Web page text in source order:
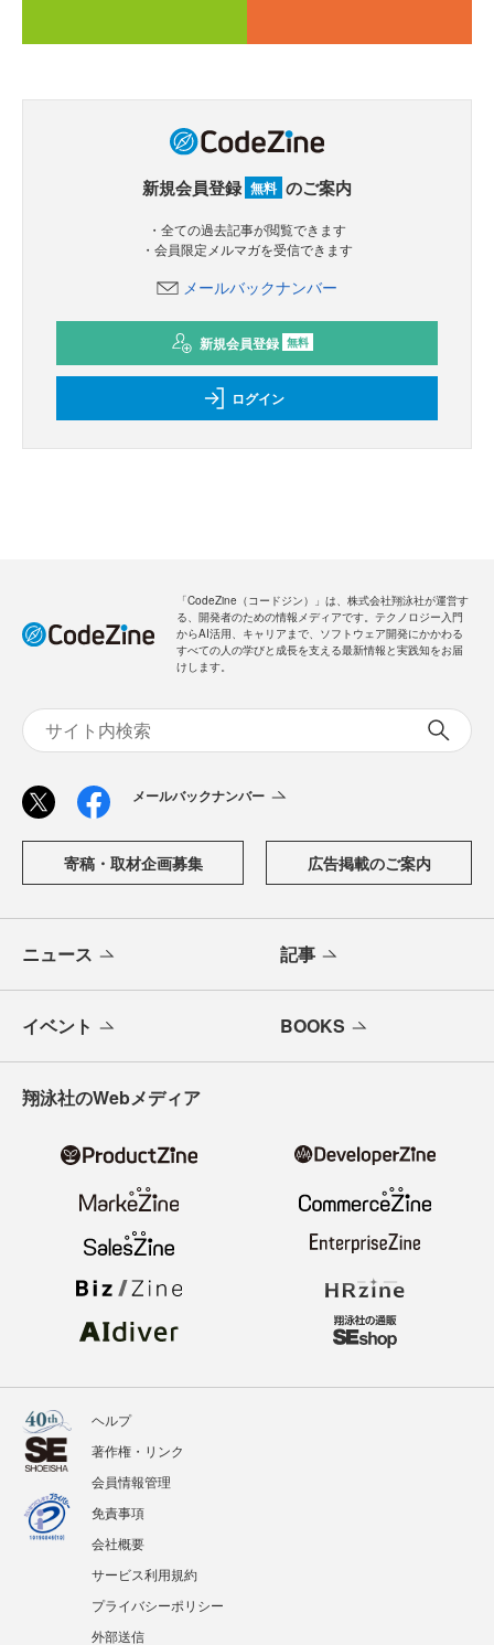
新規会員登録 無料 のご案内
・全ての過去記事が閲覧できます
・会員限定メルマガを受信できます
メールバックナンバー
新規会員登録 無料
ログイン
「CodeZine（コードジン）」は、株式会社翔泳社が運営す
る、開発者のための情報メディアです。テクノロジー入門
からAI活用、キャリアまで、ソフトウェア開発にかかわる
すべての人の学びと成長を支える最新情報と実践知をお届
けします。
メールバックナンバー
寄稿・取材企画募集 広告掲載のご案内
ニュース 記事
イベント BOOKS
翔泳社のWebメディア
ヘルプ
著作権・リンク
会員情報管理
免責事項
会社概要
サービス利用規約
プライバシーポリシー
外部送信